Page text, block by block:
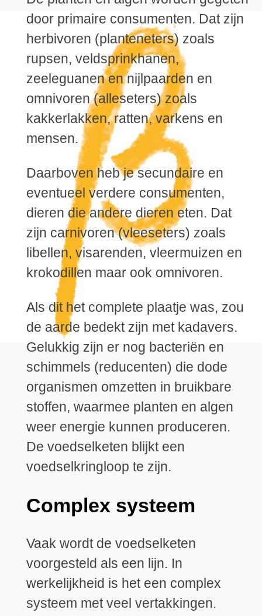
door primaire consumenten. Dat zijn
herbivoren (planteneters) zoals
rupsen, veldsprinkhanen,
zeeleguanen en nijlpaarden en
omnivoren (alleseters) zoals
kakkerlakken, ratten, varkens en
mensen.
Daarboven heb je secundaire en
eventueel verdere consumenten,
dieren die andere dieren eten. Dat
zijn carnivoren (vleeseters) zoals
libellen, visarenden, vleermuizen en
krokodillen maar ook omnivoren.
Als dit het complete plaatje was, zou
de aarde bedekt zijn met kadavers.
Gelukkig zijn er nog bacteriën en
schimmels (reducenten) die dode
organismen omzetten in bruikbare
stoffen, waarmee planten en algen
weer energie kunnen produceren.
De voedselketen blijkt een
voedselkringloop te zijn.
Complex systeem
Vaak wordt de voedselketen
voorgesteld als een lijn. In
werkelijkheid is het een complex
systeem met veel vertakkingen.